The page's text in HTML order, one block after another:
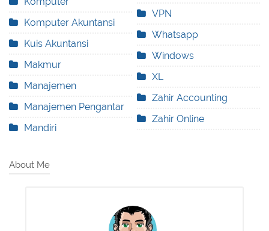
Komputer Akuntansi
Kuis Akuntansi
Makmur
Manajemen
Manajemen Pengantar
Mandiri
VPN
Whatsapp
Windows
XL
Zahir Accounting
Zahir Online
About Me